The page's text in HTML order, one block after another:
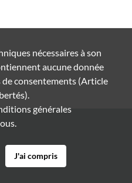
nécessaires à son
aucune donnée
consentements (Article
générales
J'ai compris